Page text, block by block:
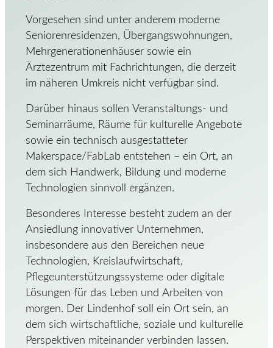
Vorgesehen sind unter anderem moderne
Seniorenresidenzen, Übergangswohnungen,
Mehrgenerationenhäuser sowie ein
Ärztezentrum mit Fachrichtungen, die derzeit
im näheren Umkreis nicht verfügbar sind.
Darüber hinaus sollen Veranstaltungs- und
Seminarräume, Räume für kulturelle Angebote
sowie ein technisch ausgestatteter
Makerspace/FabLab entstehen – ein Ort, an
dem sich Handwerk, Bildung und moderne
Technologien sinnvoll ergänzen.
Besonderes Interesse besteht zudem an der
Ansiedlung innovativer Unternehmen,
insbesondere aus den Bereichen neue
Technologien, Kreislaufwirtschaft,
Pflegeunterstützungssysteme oder digitale
Lösungen für das Leben und Arbeiten von
morgen. Der Lindenhof soll ein Ort sein, an
dem sich wirtschaftliche, soziale und kulturelle
Perspektiven miteinander verbinden lassen.